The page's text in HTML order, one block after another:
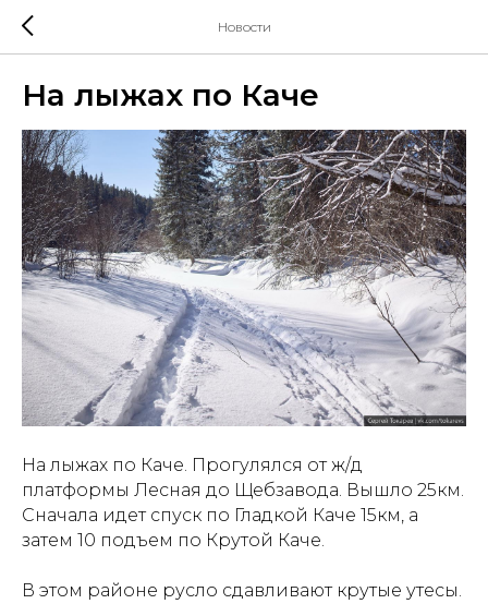
Новости
На лыжах по Каче
На лыжах по Каче. Прогулялся от ж/д
платформы Лесная до Щебзавода. Вышло 25км.
Сначала идет спуск по Гладкой Каче 15км, а
затем 10 подъем по Крутой Каче.
В этом районе русло сдавливают крутые утесы.